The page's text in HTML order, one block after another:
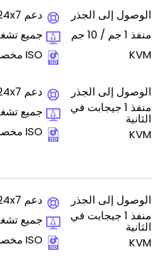
الوصول إلى الجذر
منفذ 1 جم / 10 جم
KVM
دعم 24x7
جميع
ISO مخصص
الوصول إلى الجذر
منفذ 1 جيجابت في
الثانية
KVM
دعم 24x7
جميع
ISO مخصص
الوصول إلى الجذر
منفذ 1 جيجابت في
الثانية
KVM
دعم 24x7
جميع
ISO مخصص